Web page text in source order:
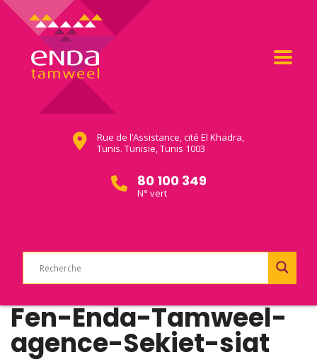
Rue de l’Assistance, cité El Khadra,
Tunis. Tunisie, Tunis 1003
80 100 349
N° vert
Fen-Enda-Tamweel-
agence-Sekiet-siat